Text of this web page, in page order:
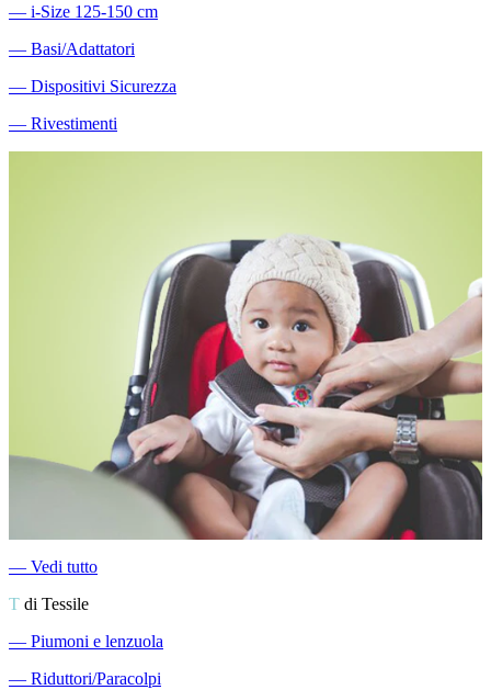
― i-Size 125-150 cm
― Basi/Adattatori
― Dispositivi Sicurezza
― Rivestimenti
― Vedi tutto
T di Tessile
― Piumoni e lenzuola
― Riduttori/Paracolpi